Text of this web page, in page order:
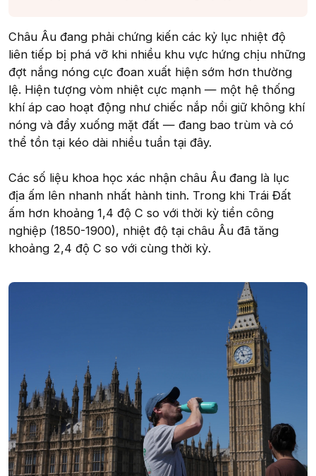
Châu Âu đang phải chứng kiến các kỷ lục nhiệt độ
liên tiếp bị phá vỡ khi nhiều khu vực hứng chịu những
đợt nắng nóng cực đoan xuất hiện sớm hơn thường
lệ. Hiện tượng vòm nhiệt cực mạnh — một hệ thống
khí áp cao hoạt động như chiếc nắp nồi giữ không khí
nóng và đẩy xuống mặt đất — đang bao trùm và có
thể tồn tại kéo dài nhiều tuần tại đây.
Các số liệu khoa học xác nhận châu Âu đang là lục
địa ấm lên nhanh nhất hành tinh. Trong khi Trái Đất
ấm hơn khoảng 1,4 độ C so với thời kỳ tiền công
nghiệp (1850-1900), nhiệt độ tại châu Âu đã tăng
khoảng 2,4 độ C so với cùng thời kỳ.